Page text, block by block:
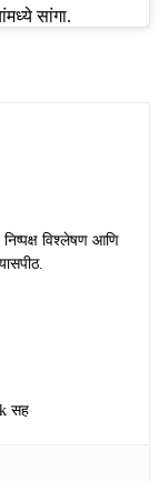
सांगा.
निष्पक्ष विश्लेषण आणि
सह